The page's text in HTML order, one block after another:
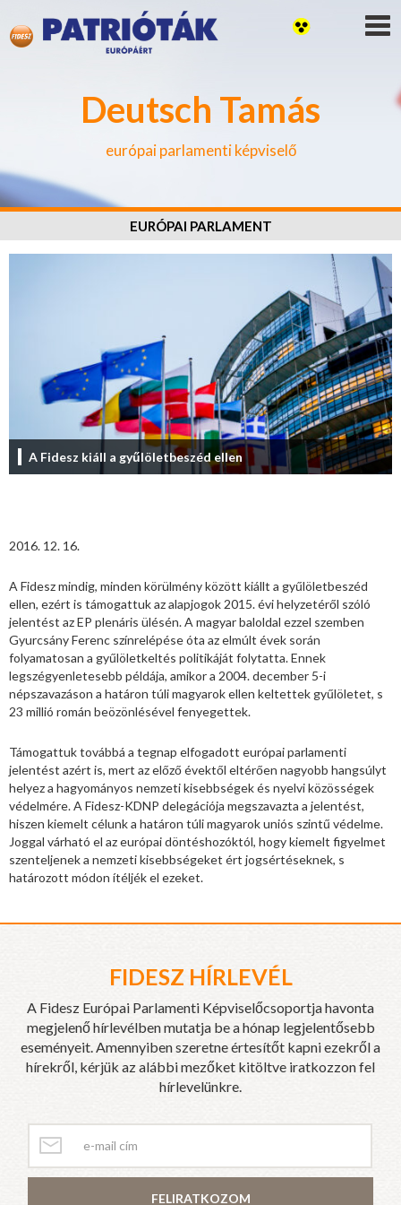
Deutsch Tamás
európai parlamenti képviselő
EURÓPAI PARLAMENT
A Fidesz kiáll a gyűlöletbeszéd ellen
2016. 12. 16.
A Fidesz mindig, minden körülmény között kiállt a gyűlöletbeszéd
ellen, ezért is támogattuk az alapjogok 2015. évi helyzetéről szóló
jelentést az EP plenáris ülésén. A magyar baloldal ezzel szemben
Gyurcsány Ferenc színrelépése óta az elmúlt évek során
folyamatosan a gyűlöletkeltés politikáját folytatta. Ennek
legszégyenletesebb példája, amikor a 2004. december 5-i
népszavazáson a határon túli magyarok ellen keltettek gyűlöletet, s
23 millió román beözönlésével fenyegettek.
Támogattuk továbbá a tegnap elfogadott európai parlamenti
jelentést azért is, mert az előző évektől eltérően nagyobb hangsúlyt
helyez a hagyományos nemzeti kisebbségek és nyelvi közösségek
védelmére. A Fidesz-KDNP delegációja megszavazta a jelentést,
hiszen kiemelt célunk a határon túli magyarok uniós szintű védelme.
Joggal várható el az európai döntéshozóktól, hogy kiemelt figyelmet
szenteljenek a nemzeti kisebbségeket ért jogsértéseknek, s
határozott módon ítéljék el ezeket.
FIDESZ HÍRLEVÉL
A Fidesz Európai Parlamenti Képviselőcsoportja havonta
megjelenő hírlevélben mutatja be a hónap legjelentősebb
eseményeit. Amennyiben szeretne értesítőt kapni ezekről a
hírekről, kérjük az alábbi mezőket kitöltve iratkozzon fel
hírlevelünkre.
FELIRATKOZOM